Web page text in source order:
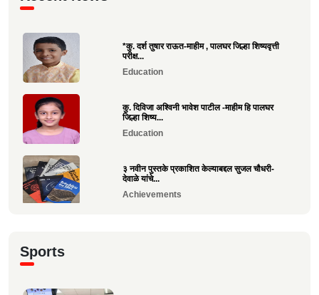
*कु. दर्श तुषार राऊत-माहीम , पालघर जिल्हा शिष्यवृत्ती
परीक्ष...
Education
कु. दिविजा अश्विनी भावेश पाटील -माहीम हि पालघर
जिल्हा शिष्य...
Education
३ नवीन पुस्तके प्रकाशित केल्याबद्दल सुजल चौधरी-
देवाळे यांचे...
Achievements
Sports